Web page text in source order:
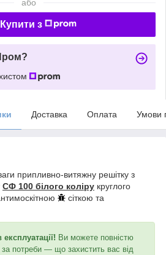
або
Купити з
Доставка Оплата Умови
припливно-витяжну решітку з
СФ 100 білого коліру круглого
сіткою та
Ви можете повністю
за потреби — що захистить вас від